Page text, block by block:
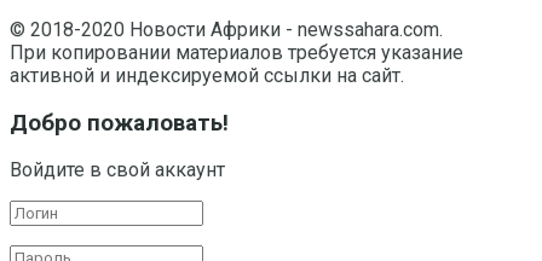
© 2018-2020 Новости Африки - newssahara.com.
При копировании материалов требуется указание
активной и индексируемой ссылки на сайт.
Добро пожаловать!
Войдите в свой аккаунт